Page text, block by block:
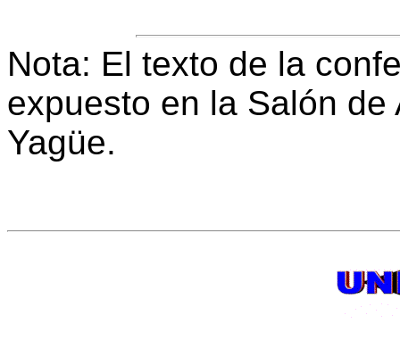
Nota: El texto de la
expuesto en la Salón
Yagüe.